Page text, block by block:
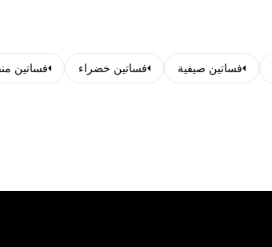
فساتين صيفية فساتين خضراء فساتين